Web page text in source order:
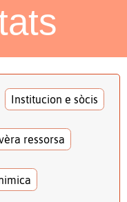
Institucion e sòcis
ressorsa